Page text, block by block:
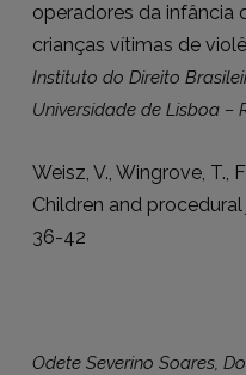
operadores da infância
crianças vítimas de
Instituto do Direito
Universidade de Lisboa –
Weisz, V., Wingrove, T.,
Children and procedural
36-42
Odete Severino Soares,